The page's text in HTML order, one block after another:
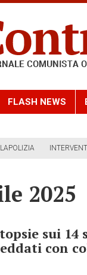
FLASH NEWS
INTERVENTI
2025
sui
con